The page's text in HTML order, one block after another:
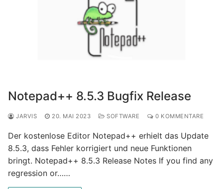
Notepad++ 8.5.3 Bugfix Release
JARVIS 20. MAI 2023 SOFTWARE 0 KOMMENTARE
Der kostenlose Editor Notepad++ erhielt das Update
8.5.3, dass Fehler korrigiert und neue Funktionen
bringt. Notepad++ 8.5.3 Release Notes If you find any
regression or……